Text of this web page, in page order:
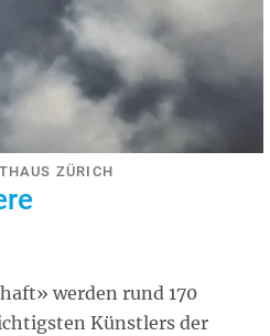
ZÜRICH
werden rund 170
Künstlers der